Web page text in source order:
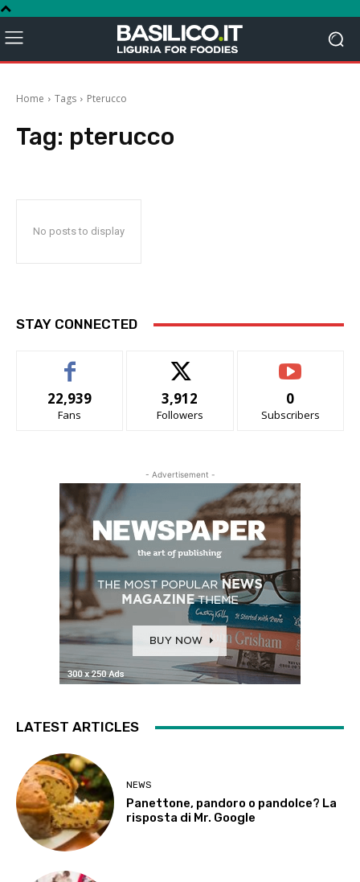
Home Tags Pterucco
Tag: pterucco
No posts to display
STAY CONNECTED
22,939
Fans
3,912
Followers
0
Subscribers
- Advertisement -
LATEST ARTICLES
NEWS
Panettone, pandoro o pandolce? La
risposta di Mr. Google